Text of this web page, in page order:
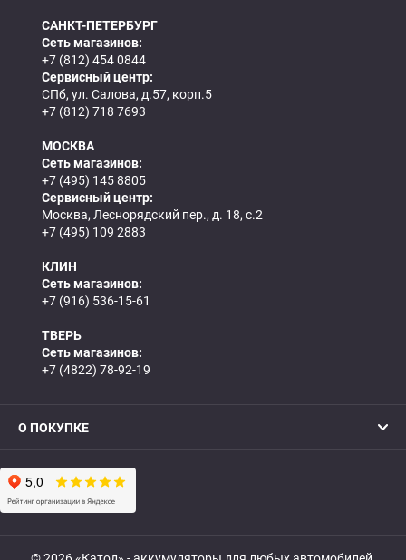
САНКТ-ПЕТЕРБУРГ
Сеть магазинов:
+7 (812) 454 0844
Сервисный центр:
СПб, ул. Салова, д.57, корп.5
+7 (812) 718 7693
МОСКВА
Сеть магазинов:
+7 (495) 145 8805
Сервисный центр:
Москва, Леснорядский пер., д. 18, с.2
+7 (495) 109 2883
КЛИН
Сеть магазинов:
+7 (916) 536-15-61
ТВЕРЬ
Сеть магазинов:
+7 (4822) 78-92-19
О ПОКУПКЕ